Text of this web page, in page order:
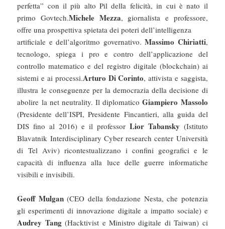
perfetta” con il più alto Pil della felicità, in cui è nato il
primo Govtech.Michele Mezza, giornalista e professore,
offre una prospettiva spietata dei poteri dell’intelligenza
artificiale e dell’algoritmo governativo.Massimo Chiriatti,
tecnologo, spiega i pro e contro dell’applicazione del
controllo matematico e del registro digitale (blockchain) ai
sistemi e ai processi.Arturo Di Corinto, attivista e saggista,
illustra le conseguenze per la democrazia della decisione di
abolire la net neutrality. Il diplomaticoGiampiero Massolo
(Presidente dell’ISPI, Presidente Fincantieri, alla guida del
DIS fino al 2016) e il professor Lior Tabansky (Istituto
Blavatnik Interdisciplinary Cyber research center Università
di Tel Aviv) ricontestualizzano i confini geografici e le
capacità di influenza alla luce delle guerre informatiche
visibili e invisibili.
Geoff Mulgan(CEO della fondazione Nesta, che potenzia
gli esperimenti di innovazione digitale a impatto sociale) e
Audrey Tang(Hacktivist e Ministro digitale di Taiwan) ci